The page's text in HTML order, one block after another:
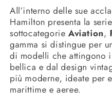
All’interno delle sue
Hamilton presenta la
sottocategorie Aviation,
gamma si distingue per
di modelli che attingono
bellica e dal design
più moderne, ideate per
marittime e aeree.